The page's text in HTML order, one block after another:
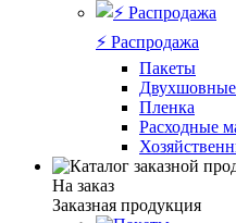
⚡️ Распродажа
Пакеты
Пленка
Расходные
На заказ
Заказная продукция